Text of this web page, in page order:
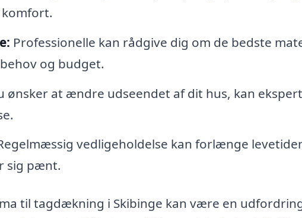
Professionelle kan rådgive dig om de bedste
og budget.
ønsker at ændre udseendet af dit hus, kan
vedligeholdelse kan forlænge
sig pænt.
til tagdækning i Skibinge kan være en